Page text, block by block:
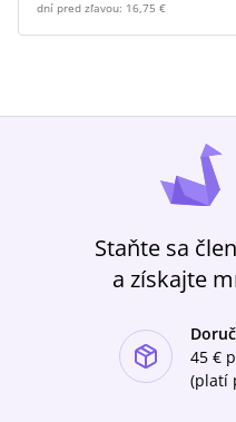
dní pred zľavou: 16,75 €
Staňte sa
a získajte
45 €
(platí